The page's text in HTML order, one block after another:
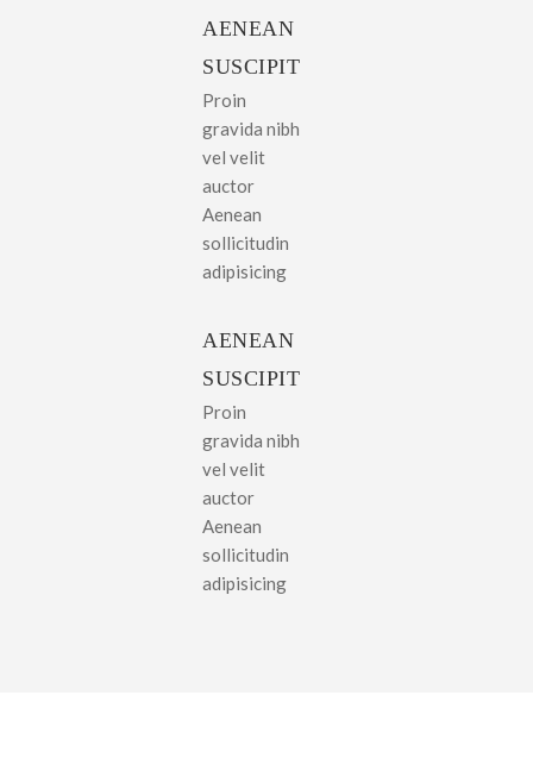
AENEAN
SUSCIPIT
Proin
gravida nibh
vel velit
auctor
Aenean
sollicitudin
adipisicing
AENEAN
SUSCIPIT
Proin
gravida nibh
vel velit
auctor
Aenean
sollicitudin
adipisicing